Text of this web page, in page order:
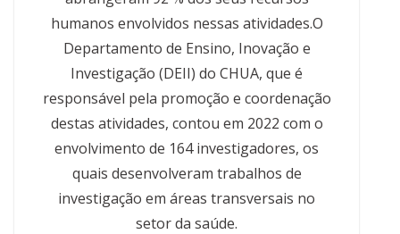
humanos envolvidos nessas atividades.O
Departamento de Ensino, Inovação e
Investigação (DEII) do CHUA, que é
responsável pela promoção e coordenação
destas atividades, contou em 2022 com o
envolvimento de 164 investigadores, os
quais desenvolveram trabalhos de
investigação em áreas transversais no
setor da saúde.